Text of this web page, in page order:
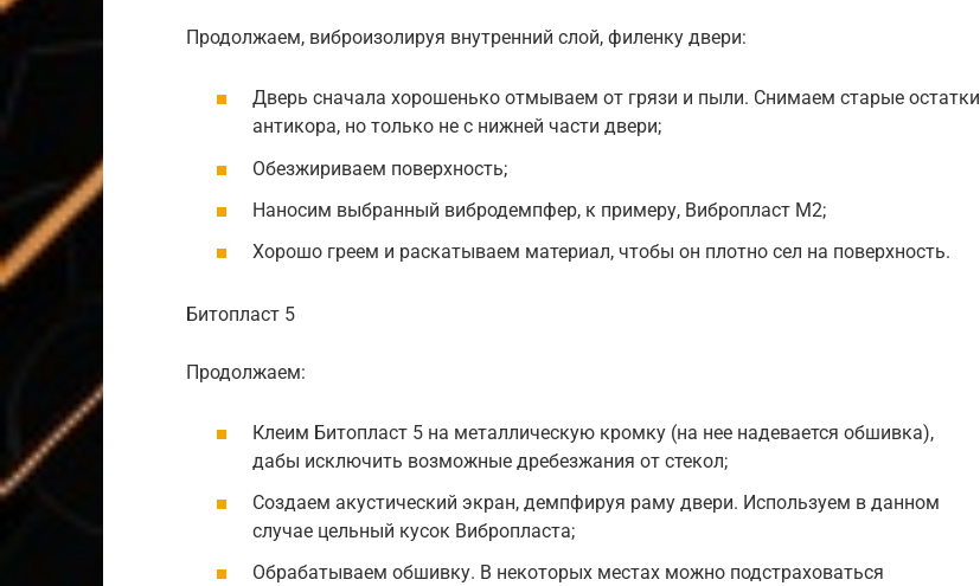
Продолжаем, виброизолируя внутренний слой, филенку двери:
Дверь сначала хорошенько отмываем от грязи и пыли. Снимаем старые остатки
антикора, но только не с нижней части двери;
Обезжириваем поверхность;
Наносим выбранный вибродемпфер, к примеру, Вибропласт М2;
Хорошо греем и раскатываем материал, чтобы он плотно сел на поверхность.
Битопласт 5
Продолжаем:
Клеим Битопласт 5 на металлическую кромку (на нее надевается обшивка),
дабы исключить возможные дребезжания от стекол;
Создаем акустический экран, демпфируя раму двери. Используем в данном
случае цельный кусок Вибропласта;
Обрабатываем обшивку. В некоторых местах можно подстраховаться